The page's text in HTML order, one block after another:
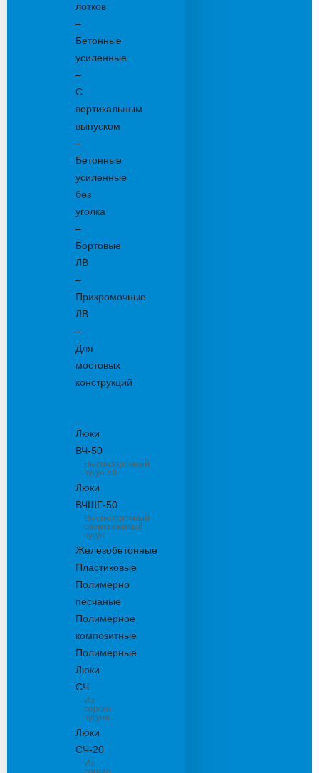
лотков
–
Бетонные
усиленные
–
С
вертикальным
выпуском
–
Бетонные
усиленные
без
уголка
–
Бортовые
ЛВ
–
Прикромочные
ЛВ
–
Для
мостовых
конструкций
Люки
ВЧ-50
Высокопрочный
чугун 50
Люки
ВЧШГ-50
Высокопрочный
сверхтяжелый
чугун
Железобетонные
Пластиковые
Полимерно
песчаные
Полимерное
композитные
Полимерные
Люки
СЧ
Из
серого
чугуна
Люки
СЧ-20
Из